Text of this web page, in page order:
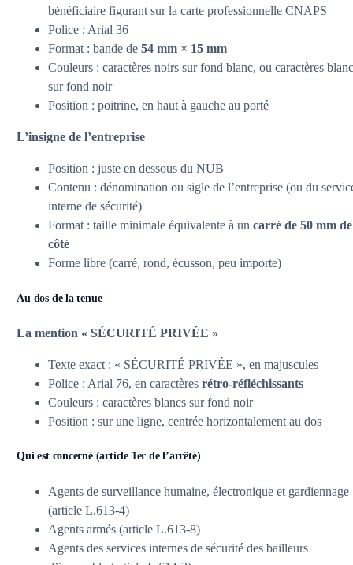
bénéficiaire figurant sur la carte professionnelle CNAPS
Police : Arial 36
Format : bande de54 mm × 15 mm
Couleurs : caractères noirs sur fond blanc, ou caractères
sur fond noir
Position : poitrine, en haut à gauche au porté
L’insigne de l’entreprise
Position : juste en dessous du NUB
Contenu : dénomination ou sigle de l’entreprise (ou du
interne de sécurité)
Format : taille minimale équivalente à uncarré de 50 mm de
côté
Forme libre (carré, rond, écusson, peu importe)
Au dos de la tenue
La mention « SÉCURITÉ PRIVÉE »
Texte exact : « SÉCURITÉ PRIVÉE », en majuscules
Police : Arial 76, en caractèresrétro-réfléchissants
Couleurs : caractères blancs sur fond noir
Position : sur une ligne, centrée horizontalement au dos
Qui est concerné (article 1er de l’arrêté)
Agents de surveillance humaine, électronique et gardiennage
(article L.613-4)
Agents armés (article L.613-8)
Agents des services internes de sécurité des bailleurs